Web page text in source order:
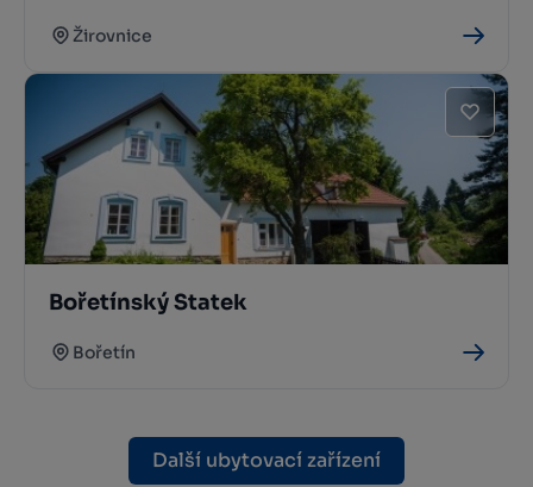
Žirovnice
Bořetínský Statek
Bořetín
Další ubytovací zařízení